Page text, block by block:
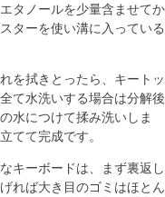
タノールを少量含ませてか
ターを使い溝に入っている
を拭きとったら、キートッ
て水洗いする場合は分解後
水につけて揉み洗いしま
てて完成です。
キーボードは、まず裏返し
れば大き目のゴミはほとん